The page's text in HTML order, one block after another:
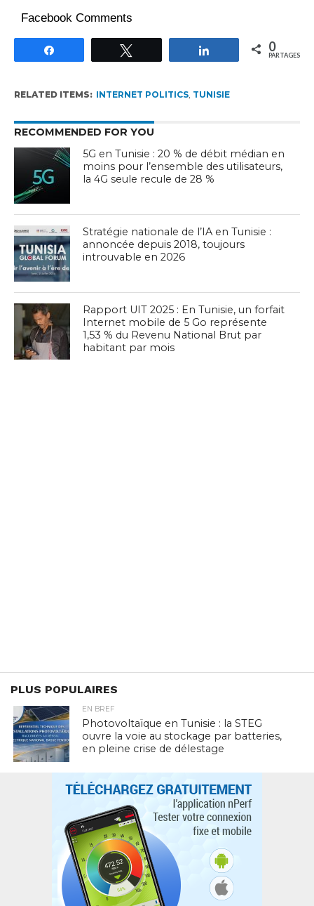
Facebook Comments
Partagez 0
PARTAGES
RELATED ITEMS: INTERNET POLITICS, TUNISIE
RECOMMENDED FOR YOU
5G en Tunisie : 20 % de débit médian en
moins pour l’ensemble des utilisateurs,
la 4G seule recule de 28 %
Stratégie nationale de l’IA en Tunisie :
annoncée depuis 2018, toujours
introuvable en 2026
Rapport UIT 2025 : En Tunisie, un forfait
Internet mobile de 5 Go représente
1,53 % du Revenu National Brut par
habitant par mois
PLUS POPULAIRES
EN BREF
Photovoltaïque en Tunisie : la STEG
ouvre la voie au stockage par batteries,
en pleine crise de délestage